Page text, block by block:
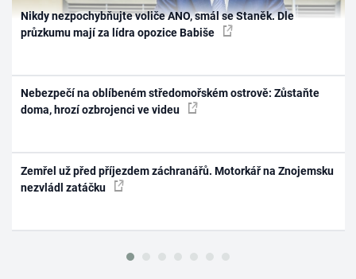
Nikdy nezpochybňujte voliče ANO, smál se Staněk. Dle
průzkumu mají za lídra opozice Babiše
Nebezpečí na oblíbeném středomořském ostrově: Zůstaňte
doma, hrozí ozbrojenci ve videu
Zemřel už před příjezdem záchranářů. Motorkář na Znojemsku
nezvládl zatáčku